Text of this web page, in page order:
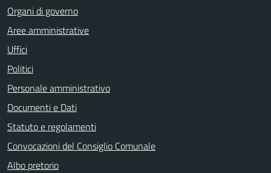
Organi di governo
Aree amministrative
Uffici
Politici
Personale amministrativo
Documenti e Dati
Statuto e regolamenti
Convocazioni del Consiglio Comunale
Albo pretorio